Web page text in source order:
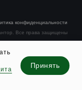
Политика
КПП:
Квантор. Все права
Принять